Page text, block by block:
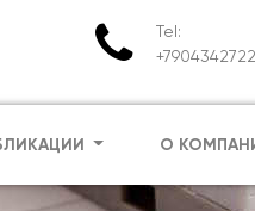
Tel:
О